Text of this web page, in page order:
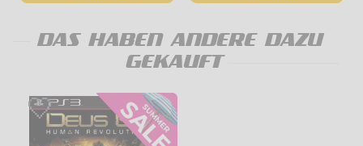
DAS HABEN ANDERE DAZU
GEKAUFT